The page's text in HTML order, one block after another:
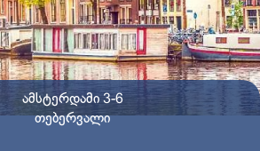
ამსტერდამი 3-6
თებერვალი